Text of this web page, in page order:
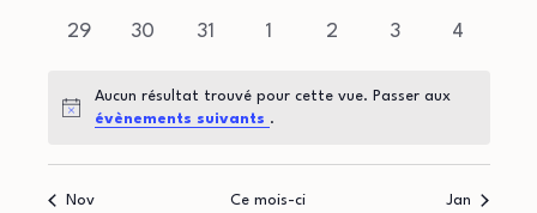
a
on
d
d
i
évènementsévènementsévènementsévènementsévènementsévènements
0
29
0
30
0
31
01
0
2
0
3
0
4
Notice
Aucun résultat trouvé pour cette vue. Passer aux
évènements suivants .
Nov Ce mois-ci Jan